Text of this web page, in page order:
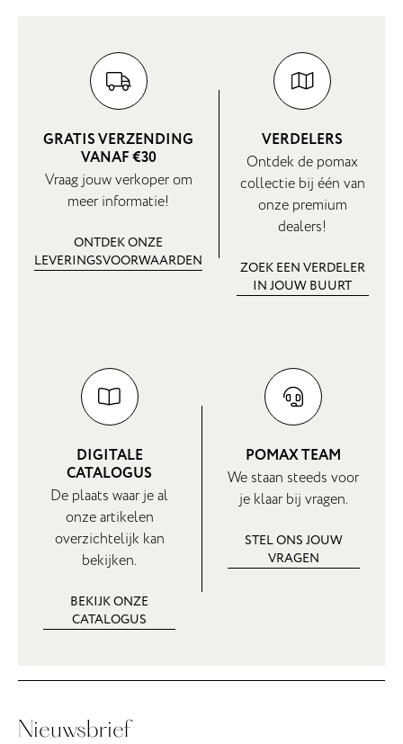
GRATIS VERZENDING
VANAF €30
Vraag jouw verkoper om
meer informatie!
ONTDEK ONZE
LEVERINGSVOORWAARDEN
VERDELERS
Ontdek de pomax
collectie bij één van
onze premium
dealers!
ZOEK EEN VERDELER
IN JOUW BUURT
DIGITALE
CATALOGUS
De plaats waar je al
onze artikelen
overzichtelijk kan
bekijken.
BEKIJK ONZE
CATALOGUS
POMAX TEAM
We staan steeds voor
je klaar bij vragen.
STEL ONS JOUW
VRAGEN
Nieuwsbrief